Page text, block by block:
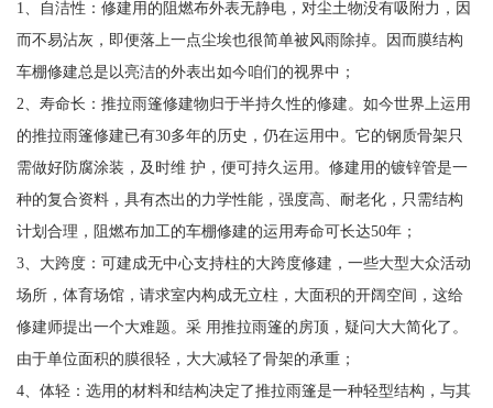
1、自洁性：修建用的阻燃布外表无静电，对尘土物没有吸附力，因
而不易沾灰，即便落上一点尘埃也很简单被风雨除掉。因而膜结构
车棚修建总是以亮洁的外表出如今咱们的视界中；
2、寿命长：推拉雨篷修建物归于半持久性的修建。如今世界上运用
的推拉雨篷修建已有30多年的历史，仍在运用中。它的钢质骨架只
需做好防腐涂装，及时维 护，便可持久运用。修建用的镀锌管是一
种的复合资料，具有杰出的力学性能，强度高、耐老化，只需结构
计划合理，阻燃布加工的车棚修建的运用寿命可长达50年；
3、大跨度：可建成无中心支持柱的大跨度修建，一些大型大众活动
场所，体育场馆，请求室内构成无立柱，大面积的开阔空间，这给
修建师提出一个大难题。采 用推拉雨篷的房顶，疑问大大简化了。
由于单位面积的膜很轻，大大减轻了骨架的承重；
4、体轻：选用的材料和结构决定了推拉雨篷是一种轻型结构，与其